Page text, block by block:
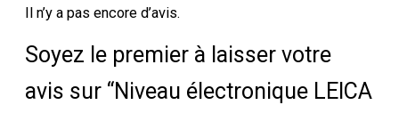
Il n’y a pas encore d’avis.
Soyez le premier à laisser votre
avis sur “Niveau électronique LEICA